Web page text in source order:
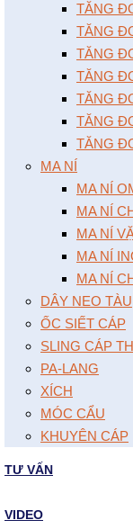
TĂNG
TĂNG
TĂNG
TĂNG
TĂNG
TĂNG
TĂNG
MA NÍ
MA NÍ
MA NÍ
MA NÍ
MA NÍ
MA NÍ
DÂY NEO TÀU
ỐC SIẾT CÁP
SLING CÁP
PA-LANG
XÍCH
MÓC CẨU
KHUYÊN CÁP
TƯ VẤN
VIDEO